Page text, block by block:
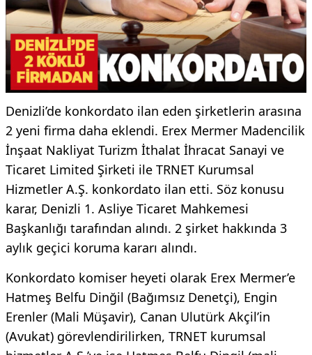
Denizli’de konkordato ilan eden şirketlerin arasına
2 yeni firma daha eklendi. Erex Mermer Madencilik
İnşaat Nakliyat Turizm İthalat İhracat Sanayi ve
Ticaret Limited Şirketi ile TRNET Kurumsal
Hizmetler A.Ş. konkordato ilan etti. Söz konusu
karar, Denizli 1. Asliye Ticaret Mahkemesi
Başkanlığı tarafından alındı. 2 şirket hakkında 3
aylık geçici koruma kararı alındı.
Konkordato komiser heyeti olarak Erex Mermer’e
Hatmeş Belfu Dinğil (Bağımsız Denetçi), Engin
Erenler (Mali Müşavir), Canan Ulutürk Akçil’in
(Avukat) görevlendirilirken, TRNET kurumsal